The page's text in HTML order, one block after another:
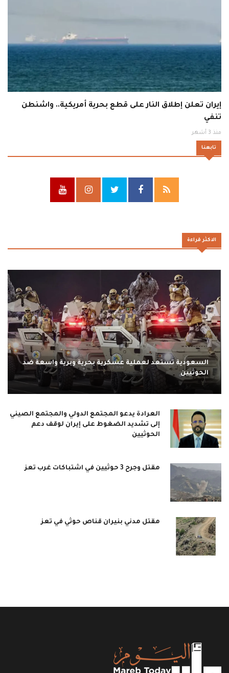
إيران تعلن إطلاق النار على قطع بحرية أمريكية.. واشنطن
تنفي
منذ 3 أشهر
تابعنا
الاكثر قراءة
السعودية تستعد لعملية عسكرية بحرية وبرية واسعة ضد
الحوثيين
العرادة يدعو المجتمع الدولي والمجتمع الصيني
إلى تشديد الضغوط على إيران لوقف دعم
الحوثيين
مقتل وجرح 3 حوثيين في اشتباكات غرب تعز
مقتل مدني بنيران قناص حوثي في تعز